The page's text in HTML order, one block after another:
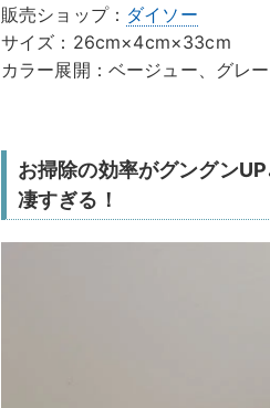
販売ショップ： ダイソー
サイズ：26cm×4cm×33cm
カラー展開：ベージュー、グレー
お掃除の効率がグングン
凄すぎる！